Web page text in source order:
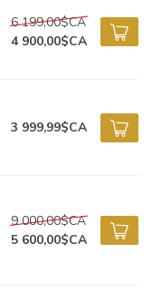
6 199,00$CA
4 900,00$CA
3 999,99$CA
9 000,00$CA
5 600,00$CA